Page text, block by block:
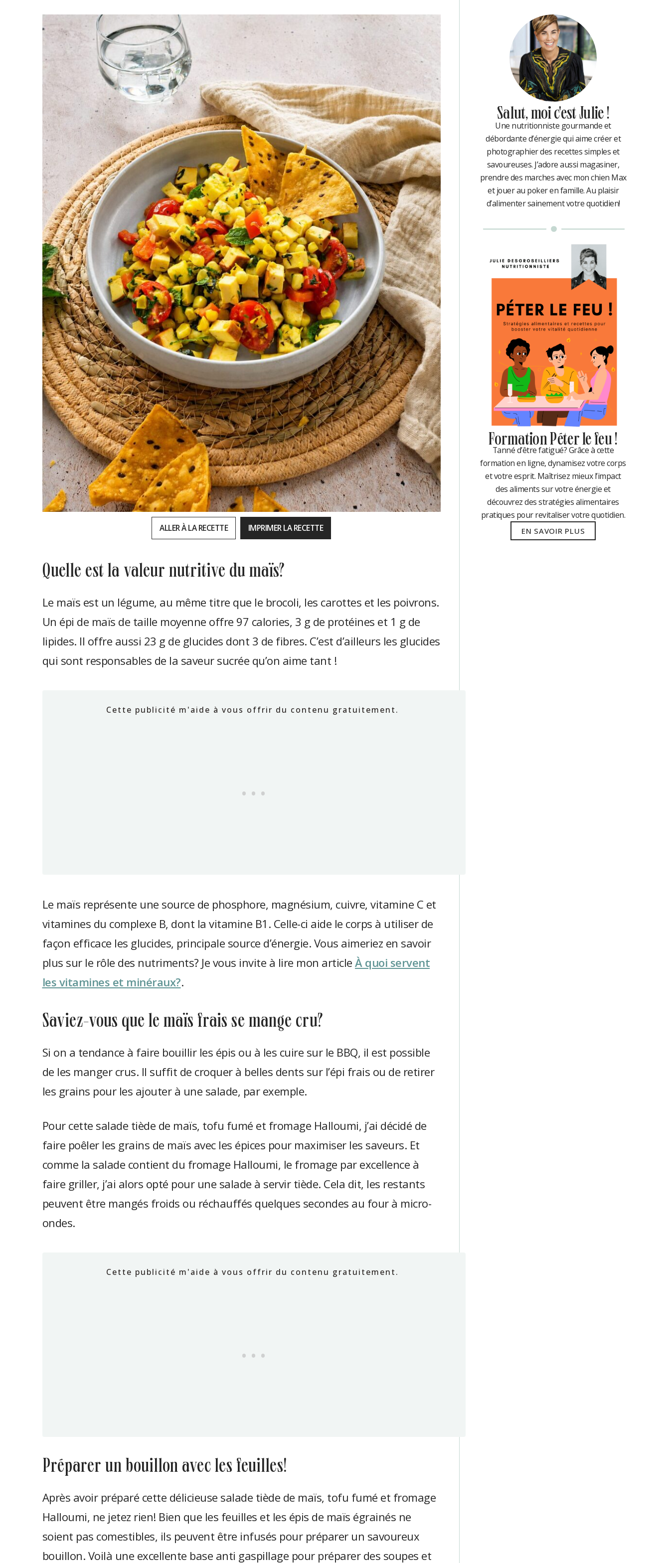
ALLER À LA RECETTE IMPRIMER LA RECETTE
quelle est la valeur nutritive du maïs?
Le maïs est un légume, au même titre que le brocoli, les carottes et les poivrons.
Un épi de maïs de taille moyenne offre 97 calories, 3 g de protéines et 1 g de
lipides. Il offre aussi 23 g de glucides dont 3 de fibres. C’est d’ailleurs les glucides
qui sont responsables de la saveur sucrée qu’on aime tant !
Le maïs représente une source de phosphore, magnésium, cuivre, vitamine C et
vitamines du complexe B, dont la vitamine B1. Celle-ci aide le corps à utiliser de
façon efficace les glucides, principale source d’énergie. Vous aimeriez en savoir
plus sur le rôle des nutriments? Je vous invite à lire mon article À quoi servent
les vitamines et minéraux?.
saviez-vous que le maïs frais se mange cru?
Si on a tendance à faire bouillir les épis ou à les cuire sur le BBQ, il est possible
de les manger crus. Il suffit de croquer à belles dents sur l’épi frais ou de retirer
les grains pour les ajouter à une salade, par exemple.
Pour cette salade tiède de maïs, tofu fumé et fromage Halloumi, j’ai décidé de
faire poêler les grains de maïs avec les épices pour maximiser les saveurs. Et
comme la salade contient du fromage Halloumi, le fromage par excellence à
faire griller, j’ai alors opté pour une salade à servir tiède. Cela dit, les restants
peuvent être mangés froids ou réchauffés quelques secondes au four à micro-
ondes.
préparer un bouillon avec les feuilles!
Après avoir préparé cette délicieuse salade tiède de maïs, tofu fumé et fromage
Halloumi, ne jetez rien! Bien que les feuilles et les épis de maïs égrainés ne
soient pas comestibles, ils peuvent être infusés pour préparer un savoureux
bouillon. Voilà une excellente base anti gaspillage pour préparer des soupes et
Salut, moi c'est Julie !
Une nutritionniste gourmande et
débordante d’énergie qui aime créer et
photographier des recettes simples et
savoureuses. J’adore aussi magasiner,
prendre des marches avec mon chien Max
et jouer au poker en famille. Au plaisir
d’alimenter sainement votre quotidien!
Formation Péter le feu !
Tanné d’être fatigué? Grâce à cette
formation en ligne, dynamisez votre corps
et votre esprit. Maîtrisez mieux l’impact
des aliments sur votre énergie et
découvrez des stratégies alimentaires
pratiques pour revitaliser votre quotidien.
EN SAVOIR PLUS